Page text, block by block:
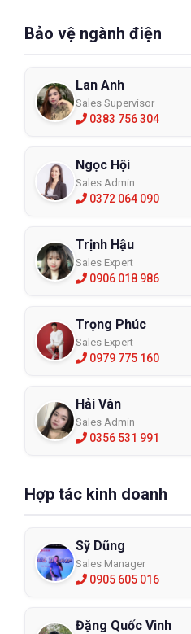
Bảo vệ ngành điện
Lan Anh
Sales Supervisor
0383 756 304
Ngọc Hội
Sales Admin
0372 064 090
Trịnh Hậu
Sales Expert
0906 018 986
Trọng Phúc
Sales Expert
0979 775 160
Hải Vân
Sales Admin
0356 531 991
Hợp tác kinh doanh
Sỹ Dũng
Sales Manager
0905 605 016
Đặng Quốc Vinh